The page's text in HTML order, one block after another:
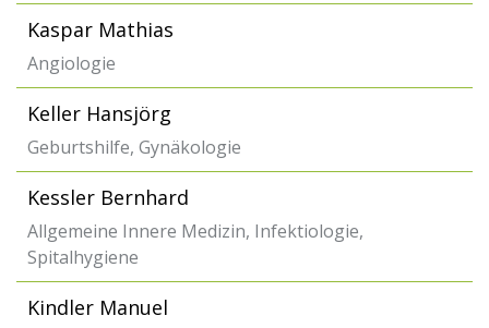
Kaspar Mathias
Angiologie
Keller Hansjörg
Geburtshilfe, Gynäkologie
Kessler Bernhard
Allgemeine Innere Medizin, Infektiologie,
Spitalhygiene
Kindler Manuel